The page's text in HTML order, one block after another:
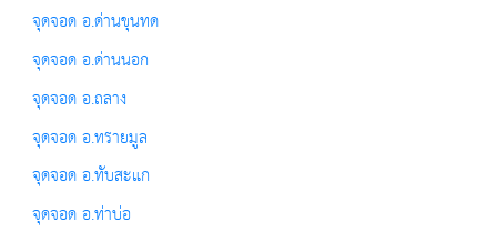
จุดจอด อ.ด่านขุนทด
จุดจอด อ.ด่านนอก
จุดจอด อ.ถลาง
จุดจอด อ.ทรายมูล
จุดจอด อ.ทับสะแก
จุดจอด อ.ท่าบ่อ